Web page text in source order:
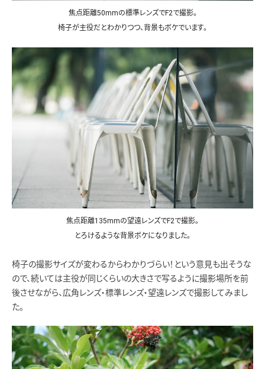
焦点距離50mmの標準レンズでF2で撮影。
椅子が主役だとわかりつつ、背景もボケでいます。
焦点距離135mmの望遠レンズでF2で撮影。
とろけるような背景ボケになりました。
椅子の撮影サイズが変わるからわかりづらい！という意見も出そうな
ので、続いては主役が同じくらいの大きさで写るように撮影場所を前
後させながら、広角レンズ・標準レンズ・望遠レンズで撮影してみまし
た。